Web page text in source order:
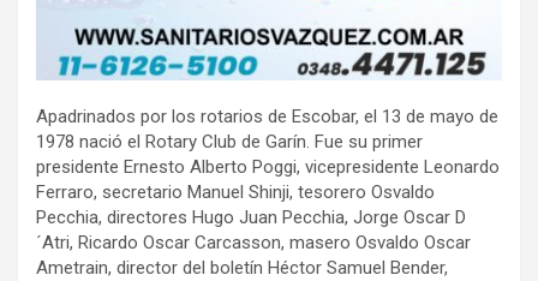
Apadrinados por los rotarios de Escobar, el 13 de mayo de
1978 nació el Rotary Club de Garín. Fue su primer
presidente Ernesto Alberto Poggi, vicepresidente Leonardo
Ferraro, secretario Manuel Shinji, tesorero Osvaldo
Pecchia, directores Hugo Juan Pecchia, Jorge Oscar D
´Atri, Ricardo Oscar Carcasson, masero Osvaldo Oscar
Ametrain, director del boletín Héctor Samuel Bender,